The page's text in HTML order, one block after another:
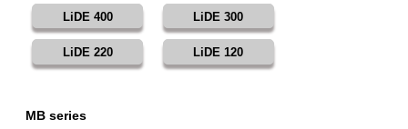
LiDE 400 LiDE 300
LiDE 220 LiDE 120
MB series